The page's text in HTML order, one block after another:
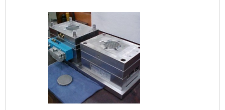
fabricados nos mais diversos tamanhos,
formatos, números de cavidades, texturas e
modelos, por isso são capazes de criar uma
infinidade de p.